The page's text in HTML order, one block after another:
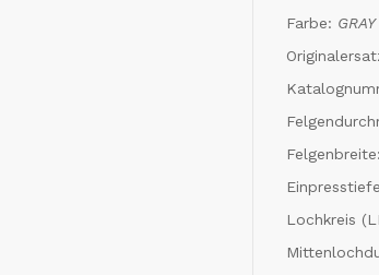
Farbe:
Felgenbreite:
Lochkreis